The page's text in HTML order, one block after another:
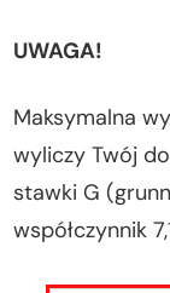
UWAGA!
Maksymalna
wyliczy Twój
stawki G
współczynnik